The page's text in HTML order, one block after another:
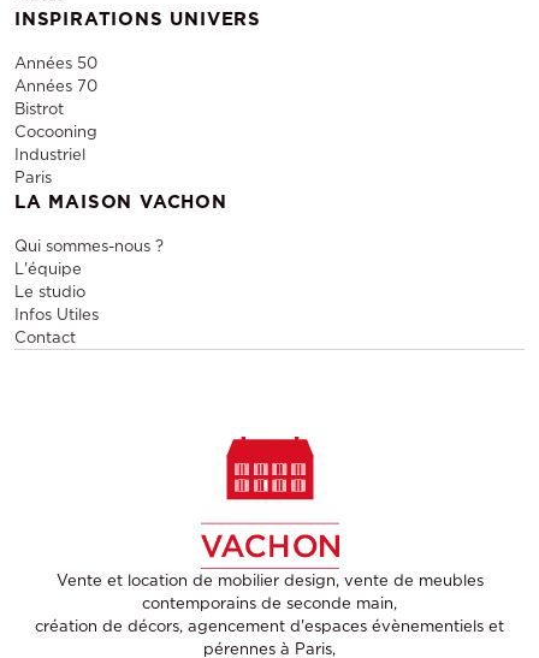
INSPIRATIONS UNIVERS
Années 50
Années 70
Bistrot
Cocooning
Industriel
Paris
LA MAISON VACHON
Qui sommes-nous ?
L'équipe
Le studio
Infos Utiles
Contact
Vente et location de mobilier design, vente de meubles
contemporains de seconde main,
création de décors, agencement d'espaces évènementiels et
pérennes à Paris,